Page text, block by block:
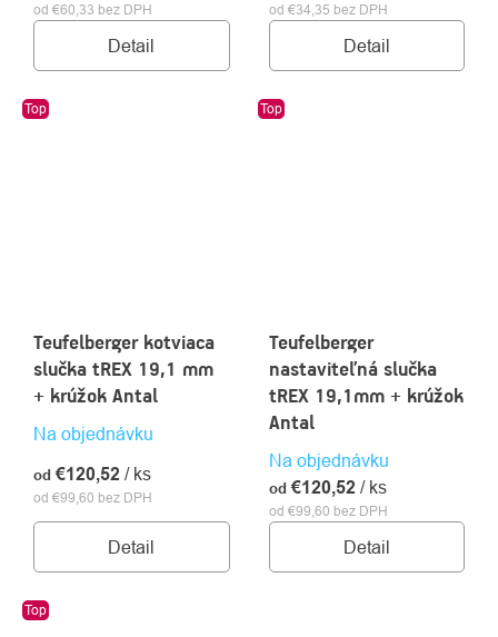
od €60,33 bez DPH
Detail
od €34,35 bez DPH
Detail
Top
Teufelberger kotviaca
slučka tREX 19,1 mm
+ krúžok Antal
Na objednávku
od €99,60 bez DPH
od €120,52 / ks
Detail
Top
Teufelberger
nastaviteľná slučka
tREX 19,1mm + krúžok
Antal
Na objednávku
od €99,60 bez DPH
od €120,52 / ks
Detail
Top